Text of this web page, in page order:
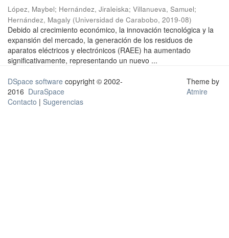
López, Maybel; Hernández, Jiraleiska; Villanueva, Samuel;
Hernández, Magaly (Universidad de Carabobo, 2019-08)
Debido al crecimiento económico, la innovación tecnológica y la
expansión del mercado, la generación de los residuos de
aparatos eléctricos y electrónicos (RAEE) ha aumentado
significativamente, representando un nuevo ...
DSpace software copyright © 2002-
2016 DuraSpace
Contacto | Sugerencias
Theme by
Atmire